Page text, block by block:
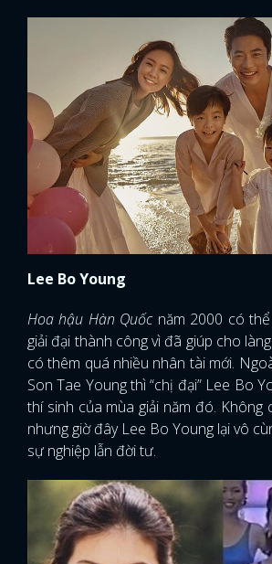
Lee Bo Young
Hoa hậu Hàn Quốc năm 2000 có
giải đại thành công vì đã giúp cho
có thêm quá nhiều nhân tài mới.
Son Tae Young thì “chị đại” Lee Bo
thí sinh của mùa giải năm đó. Không
nhưng giờ đây Lee Bo Young lại vô
sự nghiệp lẫn đời tư.